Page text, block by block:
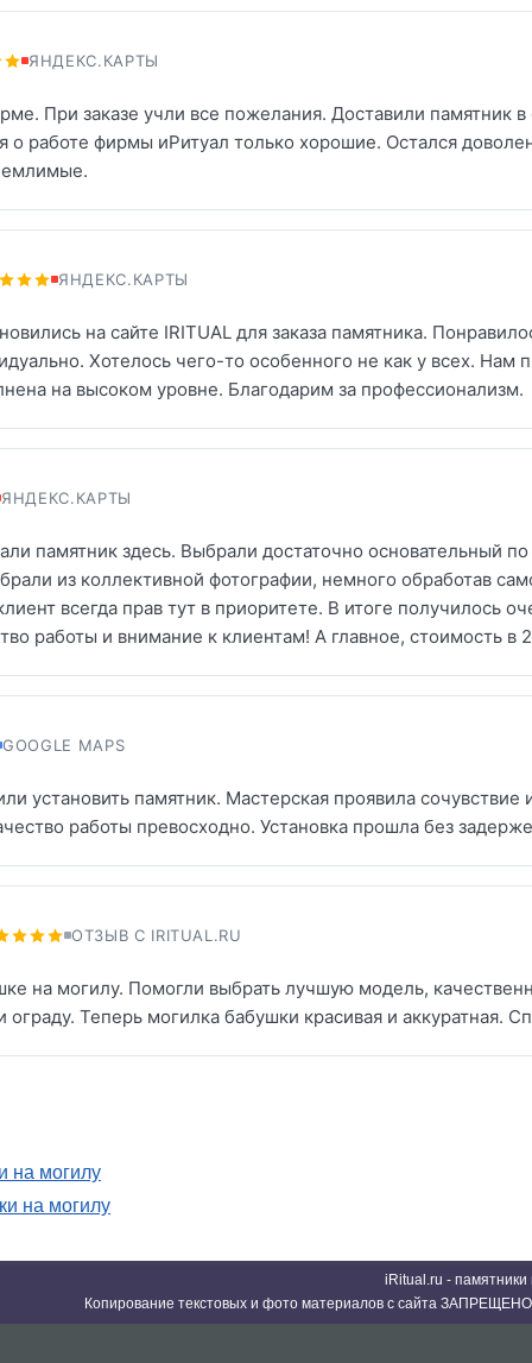
ЯНДЕКС.КАРТЫ
При заказе учли все пожелания. Доставили памятник
о работе фирмы иРитуал только хорошие. Остался
ЯНДЕКС.КАРТЫ
на сайте IRITUAL для заказа памятника.
Хотелось чего-то особенного не как у всех.
на высоком уровне. Благодарим за профессионализм.
ЯНДЕКС.КАРТЫ
памятник здесь. Выбрали достаточно основательный
из коллективной фотографии, немного обработав
всегда прав тут в приоритете. В итоге получилось
работы и внимание к клиентам! А главное, стоимость
GOOGLE MAPS
установить памятник. Мастерская проявила
работы превосходно. Установка прошла без
ОТЗЫВ С IRITUAL.RU
на могилу. Помогли выбрать лучшую модель,
ограду. Теперь могилка бабушки красивая и аккуратная.
на могилу
на могилу
iRitual.ru -
Копирование текстовых и фото материалов с сайта